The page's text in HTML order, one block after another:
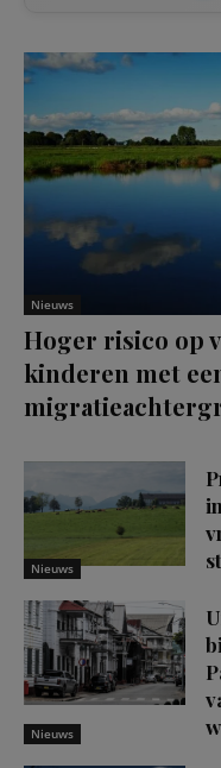
Nieuws
Hoger risico op
kinderen met
Nieuws
Nieuws